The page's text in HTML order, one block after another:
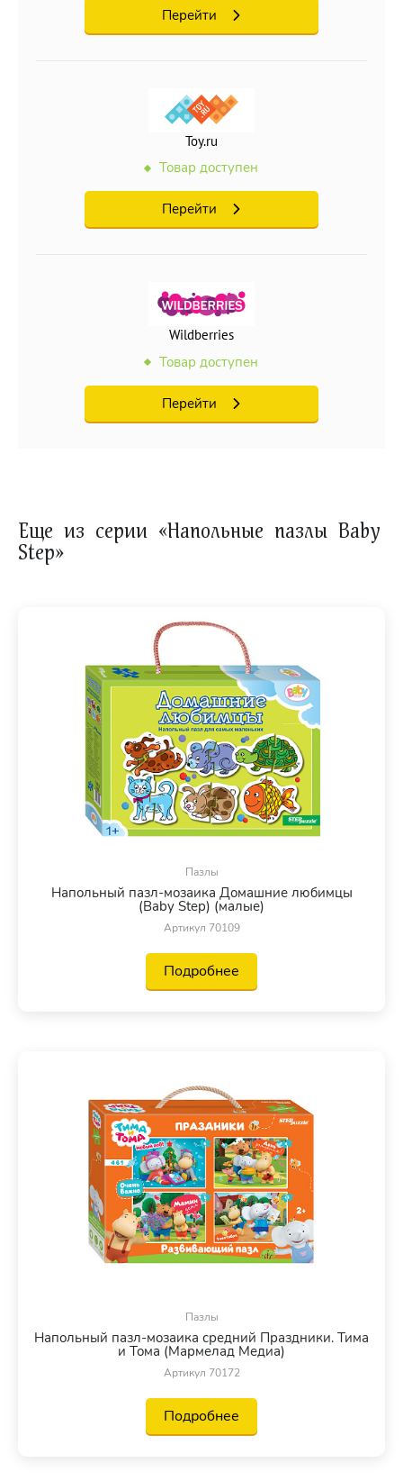
Перейти
Toy.ru
Товар доступен
Перейти
Wildberries
Товар доступен
Перейти
Еще из серии «Напольные пазлы Baby
Step»
Пазлы
Напольный пазл-мозаика Домашние любимцы
(Baby Step) (малые)
Артикул 70109
Подробнее
Пазлы
Напольный пазл-мозаика средний Праздники. Тима
и Тома (Мармелад Медиа)
Артикул 70172
Подробнее